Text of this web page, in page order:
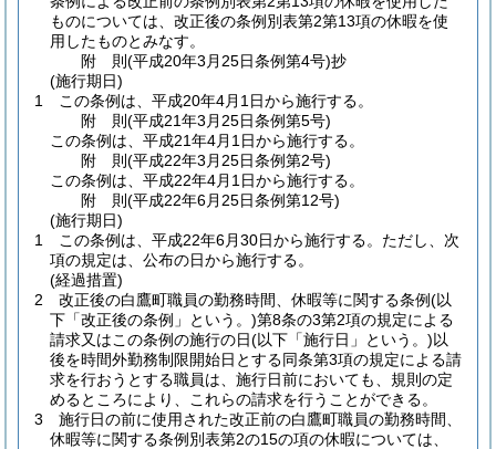
ものについては、改正後の条例別表第2第13項の休暇を使
用したものとみなす。
附 則(平成20年3月25日条例第4号)抄
(施行期日)
1
この条例は、平成20年4月1日から施行する。
附 則(平成21年3月25日条例第5号)
この条例は、平成21年4月1日から施行する。
附 則(平成22年3月25日条例第2号)
この条例は、平成22年4月1日から施行する。
附 則(平成22年6月25日条例第12号)
(施行期日)
1
この条例は、平成22年6月30日から施行する。 ただし、次
項の規定は、公布の日から施行する。
(経過措置)
2
改正後の白鷹町職員の勤務時間、休暇等に関する条例(以
下「改正後の条例」という。)第8条の3第2項の規定による
請求又はこの条例の施行の日(以下「施行日」という。)以
後を時間外勤務制限開始日とする同条第3項の規定による請
求を行おうとする職員は、施行日前においても、規則の定
めるところにより、これらの請求を行うことができる。
3
施行日の前に使用された改正前の白鷹町職員の勤務時間、
休暇等に関する条例別表第2の15の項の休暇については、